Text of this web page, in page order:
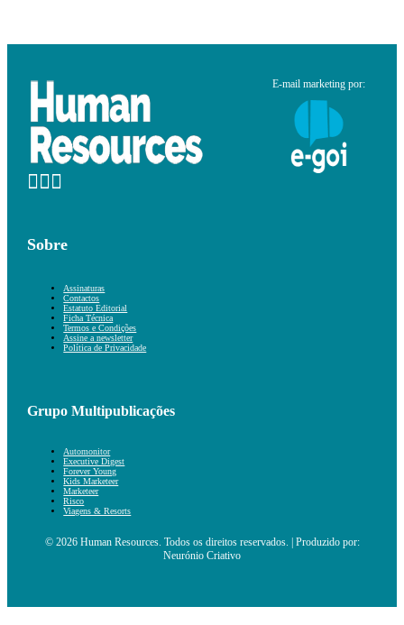
E-mail marketing por:
Sobre
Assinaturas
Contactos
Estatuto Editorial
Ficha Técnica
Termos e Condições
Assine a newsletter
Política de Privacidade
Grupo Multipublicações
Automonitor
Executive Digest
Forever Young
Kids Marketeer
Marketeer
Risco
Viagens & Resorts
© 2026 Human Resources. Todos os direitos reservados. | Produzido por:
Neurónio Criativo